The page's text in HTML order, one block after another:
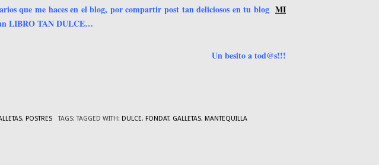
que me haces en el blog, por compartir post tan deliciosos en tu blog MI
LIBRO TAN DULCE…
Un besito a tod@s!!!
, POSTRES TAGS: TAGGED WITH: DULCE, FONDAT, GALLETAS, MANTEQUILLA